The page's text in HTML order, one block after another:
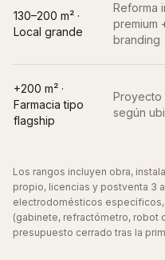
130–200 m² ·
Local grande
Reforma
premium
branding
+200 m² ·
Farmacia tipo
flagship
Proyecto
según
Los rangos incluyen obra,
propio, licencias y postventa 3
electrodomésticos
(gabinete, refractómetro, robot
presupuesto cerrado tras la